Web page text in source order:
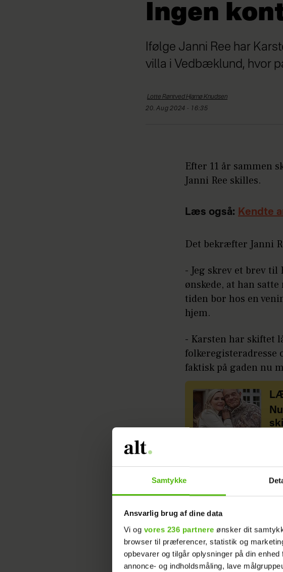
Samtykke
Ansvarlig brug af dine data
Vi og vores 236 partnere ønsker dit
browser til præferencer, statistik og
opbevarer og tilgår oplysninger på din
annonce- og indholdsmåling, lave
Ingen
Ifølge Janni Ree har
villa i Vedbæklund, hvor
Lotte Røntved HjarnøKnudsen
20. Aug 2024 - 16:35
Efter 11 år sammen
Janni Ree skilles.
Læs også: Kendte
Det bekræfter Janni
- Jeg skrev et brev til
ønskede, at han
tiden bor hos en
hjem.
- Karsten har skiftet
folkeregisteradresse
faktisk på gaden nu
Ifølge Janni Ree er
ide.
forklarer Janni, som
børnene har blandet
Læs også: Asta og